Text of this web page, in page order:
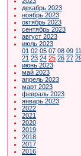
декабрь 2023
ноябрь 2023
октябрь 2023
сентябрь 2023
август 2023
июль 2023
01 02 05 07 08 09 11
21 23 24 25 26 27
июнь 2023
май 2023
апрель 2023
март 2023
февраль 2023
январь 2023
2022
2021
2020
2019
2018
2017
2016